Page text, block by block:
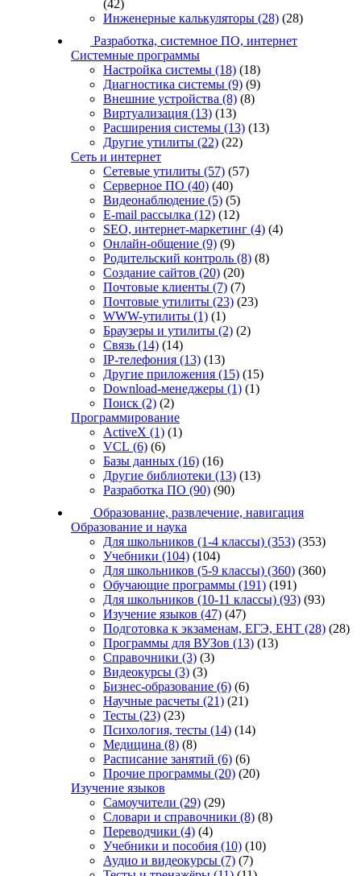
(42)
Инженерные калькуляторы (28) (28)
Разработка, системное ПО, интернет
Системные программы
Настройка системы (18) (18)
Диагностика системы (9) (9)
Внешние устройства (8) (8)
Виртуализация (13) (13)
Расширения системы (13) (13)
Другие утилиты (22) (22)
Сеть и интернет
Сетевые утилиты (57) (57)
Серверное ПО (40) (40)
Видеонаблюдение (5) (5)
E-mail рассылка (12) (12)
SEO, интернет-маркетинг (4) (4)
Онлайн-общение (9) (9)
Родительский контроль (8) (8)
Создание сайтов (20) (20)
Почтовые клиенты (7) (7)
Почтовые утилиты (23) (23)
WWW-утилиты (1) (1)
Браузеры и утилиты (2) (2)
Связь (14) (14)
IP-телефония (13) (13)
Другие приложения (15) (15)
Download-менеджеры (1) (1)
Поиск (2) (2)
Программирование
ActiveX (1) (1)
VCL (6) (6)
Базы данных (16) (16)
Другие библиотеки (13) (13)
Разработка ПО (90) (90)
Образование, развлечение, навигация
Образование и наука
Для школьников (1-4 классы) (353) (353)
Учебники (104) (104)
Для школьников (5-9 классы) (360) (360)
Обучающие программы (191) (191)
Для школьников (10-11 классы) (93) (93)
Изучение языков (47) (47)
Подготовка к экзаменам, ЕГЭ, ЕНТ (28) (28)
Программы для ВУЗов (13) (13)
Справочники (3) (3)
Видеокурсы (3) (3)
Бизнес-образование (6) (6)
Научные расчеты (21) (21)
Тесты (23) (23)
Психология, тесты (14) (14)
Медицина (8) (8)
Расписание занятий (6) (6)
Прочие программы (20) (20)
Изучение языков
Самоучители (29) (29)
Словари и справочники (8) (8)
Переводчики (4) (4)
Учебники и пособия (10) (10)
Аудио и видеокурсы (7) (7)